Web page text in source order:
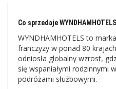
Co sprzedaje
WYNDHAMHOTELS to
franczyzy w ponad 80
odniosła globalny wzrost,
się wspaniałymi rodzinnymi
podróżami służbowymi.